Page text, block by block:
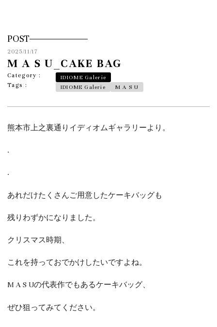
POST
2025/11/17
M A S U_CAKE BAG
Category :
IDIOME Galerie
Tags :
IDIOME Galerie M A S U
熊本市上之裏通りイディオムギャラリーより。
.
.
あれだけたくさんご用意したケーキバッグも
残りわずかになりました。
クリスマス時期、
これを持っておでかけしたいですよね。
M A S Uの代表作でもあるケーキバッグ、
ぜひ狙ってみてください。